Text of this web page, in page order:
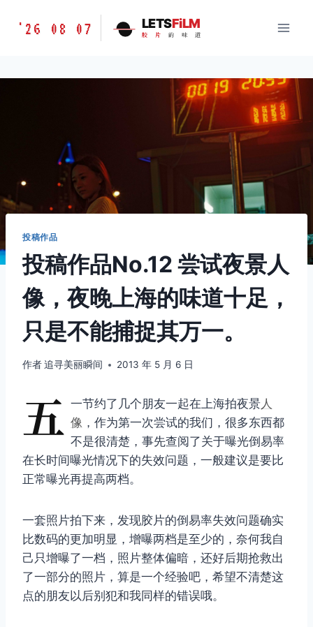
胶
味
'26 08 07 LETSFiLM
胶 片 的 味 道
投稿作品
投稿作品No.12 尝试夜景人
像，夜晚上海的味道十足，
只是不能捕捉其万一。
作者追寻美丽瞬间 2013 年 5 月 6 日
五 一节约了几个朋友一起在上海拍夜景人
像 ，作为第一次尝试的我们，很多东西都
不是很清楚，事先查阅了关于曝光倒易率
在长时间曝光情况下的失效问题，一般建议是要比
正常曝光再提高两档。
一套照片拍下来，发现胶片的倒易率失效问题确实
比数码的更加明显，增曝两档是至少的，奈何我自
己只增曝了一档，照片整体偏暗，还好后期抢救出
了一部分的照片，算是一个经验吧，希望不清楚这
点的朋友以后别犯和我同样的错误哦。